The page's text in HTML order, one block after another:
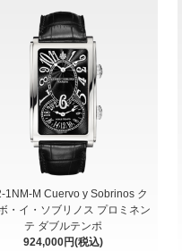
1NM-M Cuervo y Sobrinos ク
・イ・ソブリノス プロミネン
テ ダブルテンポ
924,000円(税込)